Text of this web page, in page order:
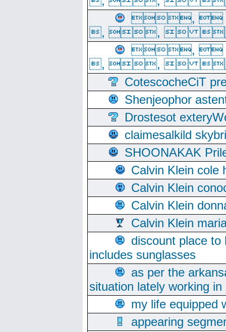
,
, , 
,
, , 
CotescocheCiT
Shenjeophor
Drostesot
claimesalkild
SHOONAKAK
Calvin Klein cole
Calvin Klein
Calvin Klein
Calvin Klein
discount place
includes sunglasses
as per the
situation lately working
my life equipped
appearing